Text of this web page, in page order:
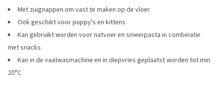
Met zuignappen om vast te maken op de vloer
Ook geschikt voor puppy's en kittens
Kan gebruikt worden voor natvoer en smeerpasta in combinatie
met snacks
Kan in de vaatwasmachine en in diepvries geplaatst worden tot min
20°C